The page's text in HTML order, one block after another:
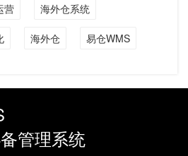
营 海外仓系统
海外仓 易仓WMS
管理系统